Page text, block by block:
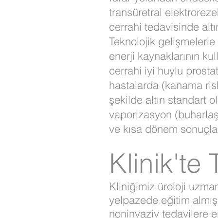
transüretral
cerrahi tedavisinde
Teknolojik gelişmelerle
enerji kaynaklarının
cerrahi iyi huylu
hastalarda (kanama
şekilde altın standart
vaporizasyon
ve kısa dönem
Klinik'te
Kliniğimiz üroloji
yelpazede eğitim
noninvaziv tedavilere